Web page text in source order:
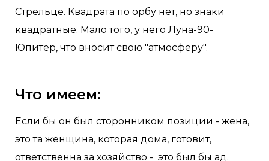
Стрельце. Квадрата по орбу нет, но знаки
квадратные. Мало того, у него Луна-90-
Юпитер, что вносит свою "атмосферу".
Что имеем:
Если бы он был сторонником позиции - жена,
это та женщина, которая дома, готовит,
ответственна за хозяйство - это был бы ад.